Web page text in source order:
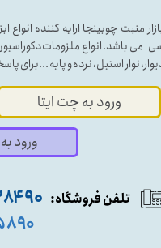
منبت چوبینجا ارایه کننده
می باشد. انواع ملزومات
نوار استیل، نرده و پایه ...برای
ورود به چت ایتا
تلفن فروشگاه: ۹۰ ۲۸۴ ۲۸۴- ۰۲۱
۵۸۹۰
ورود